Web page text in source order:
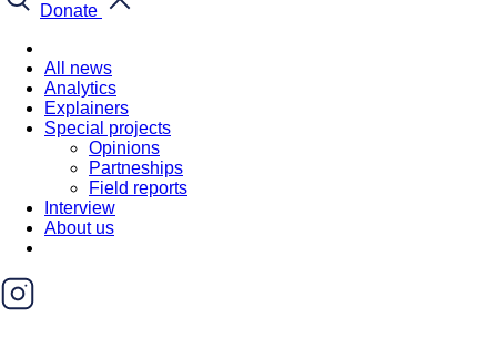
Donate
All news
Analytics
Explainers
Special projects
Opinions
Partneships
Field reports
Interview
About us